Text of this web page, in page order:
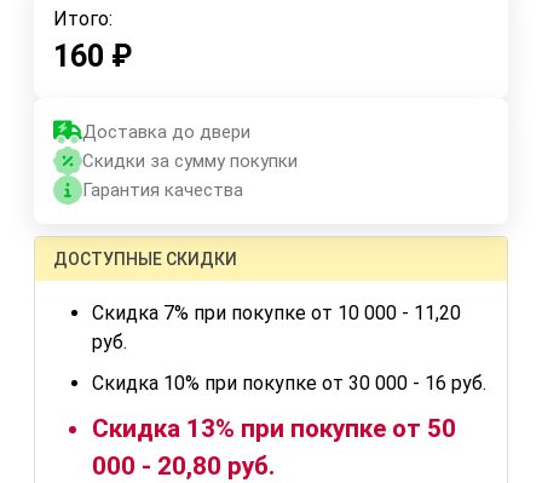
Итого:
160 ₽
Доставка до двери
Скидки за сумму покупки
Гарантия качества
ДОСТУПНЫЕ СКИДКИ
Скидка 7% при покупке от 10 000 - 11,20
руб.
Скидка 10% при покупке от 30 000 - 16 руб.
Скидка 13% при покупке от 50
000 - 20,80 руб.